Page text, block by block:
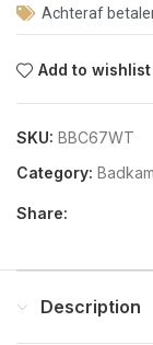
Achteraf
Add to wishlist
SKU: BBC67WT
Category:
Share:
Description